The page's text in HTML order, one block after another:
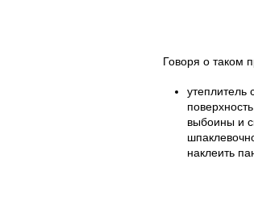
Говоря о таком
утеплитель
выбоины и
наклеить